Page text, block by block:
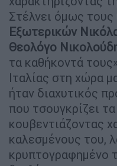
Στέλνει όµως τους
Εξωτερικών
Θεολόγο
τα καθήκοντά
Ιταλίας στη χώρα
ήταν διαχυτικός
που τσουγκρίζει
κουβεντιάζοντας
καλεσµένους του,
κρυπτογραφηµένο